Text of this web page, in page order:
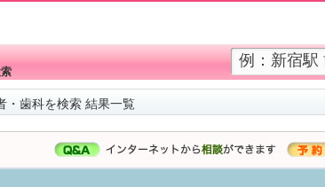
・歯科を検索 結果一覧